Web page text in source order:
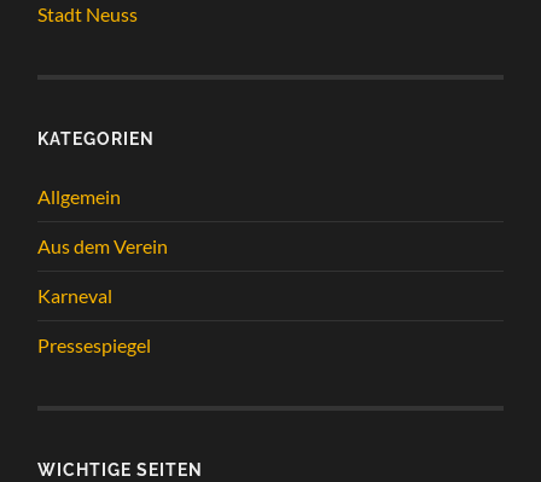
Stadt Neuss
KATEGORIEN
Allgemein
Aus dem Verein
Karneval
Pressespiegel
WICHTIGE SEITEN